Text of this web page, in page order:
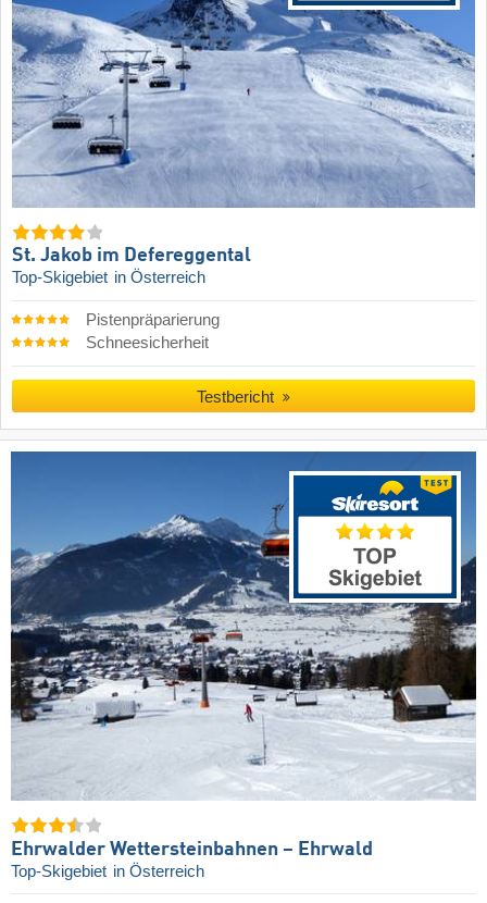
St. Jakob im Defereggental
Top-Skigebiet in Österreich
Pistenpräparierung
Schneesicherheit
Testbericht
Ehrwalder Wettersteinbahnen – Ehrwald
Top-Skigebiet in Österreich